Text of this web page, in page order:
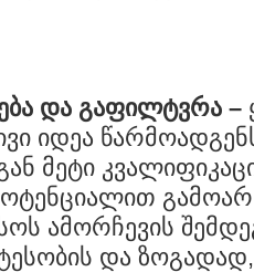
და გაფილტვრა –
იდეა
მეტი
ამორჩევის
და